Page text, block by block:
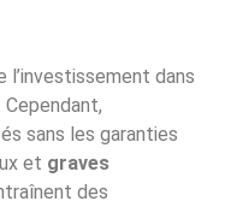
l’investissement dans
sans les garanties
et graves
des